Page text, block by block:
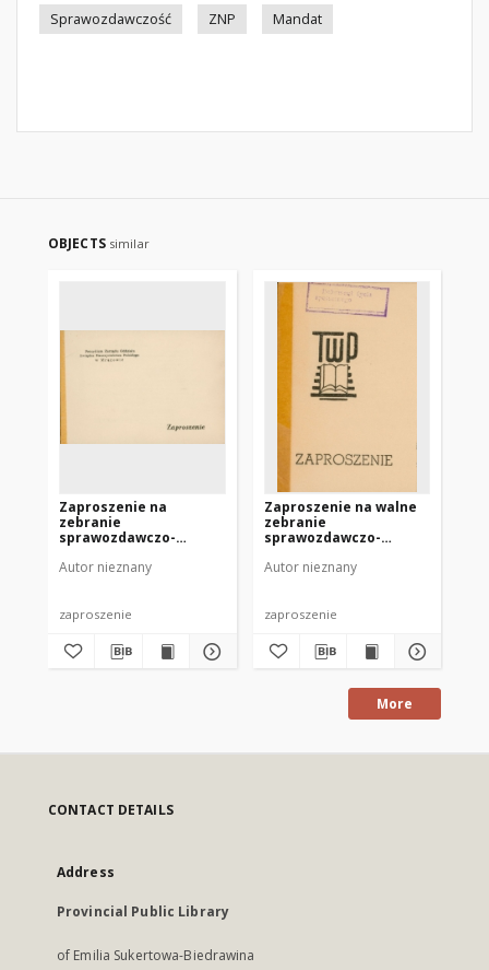
Sprawozdawczość
ZNP Mandat
OBJECTS similar
Zaproszenie na
zebranie
sprawozdawczo-
Oddziału ZNP 1972
Autor nieznany
zaproszenie
Zaproszenie na walne
zebranie
sprawozdawczo-
Autor nieznany
zaproszenie
More
CONTACT DETAILS
Address
Provincial Public Library
of Emilia Sukertowa-Biedrawina